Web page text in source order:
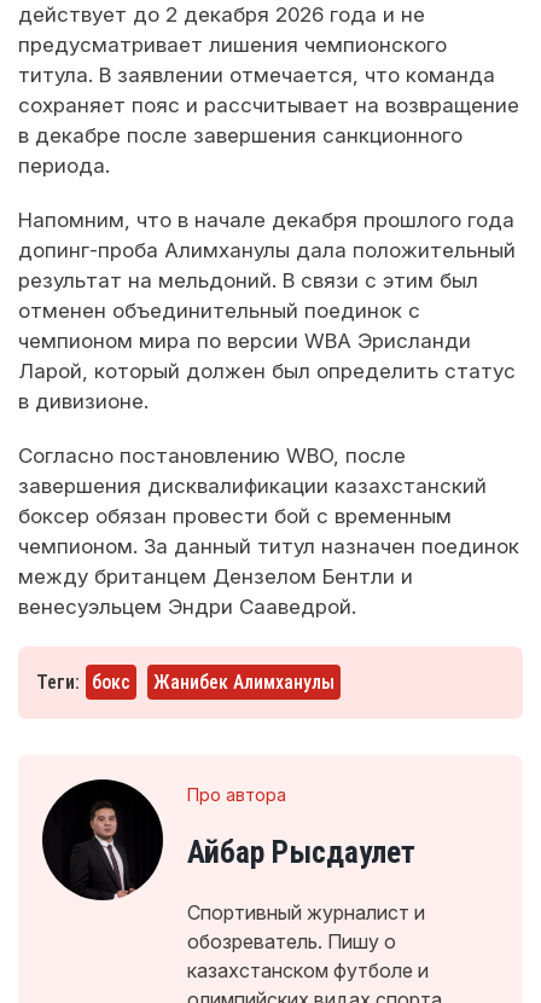
действует до 2 декабря 2026 года и не
предусматривает лишения чемпионского
титула. В заявлении отмечается, что команда
сохраняет пояс и рассчитывает на возвращение
в декабре после завершения санкционного
периода.
Напомним, что в начале декабря прошлого года
допинг-проба Алимханулы дала положительный
результат на мельдоний. В связи с этим был
отменен объединительный поединок с
чемпионом мира по версии WBA Эрисланди
Ларой, который должен был определить статус
в дивизионе.
Согласно постановлению WBO, после
завершения дисквалификации казахстанский
боксер обязан провести бой с временным
чемпионом. За данный титул назначен поединок
между британцем Дензелом Бентли и
венесуэльцем Эндри Сааведрой.
Теги: бокс Жанибек Алимханулы
Про автора
Айбар Рысдаулет
Спортивный журналист и
обозреватель. Пишу о
казахстанском футболе и